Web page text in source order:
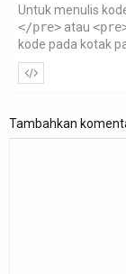
Untuk menulis
</pre> atau
kode pada kotak
Tambahkan